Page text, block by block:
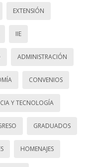
EXTENSIÓN
IIE
ADMINISTRACIÓN
CONVENIOS
Y TECNOLOGÍA
GRADUADOS
HOMENAJES